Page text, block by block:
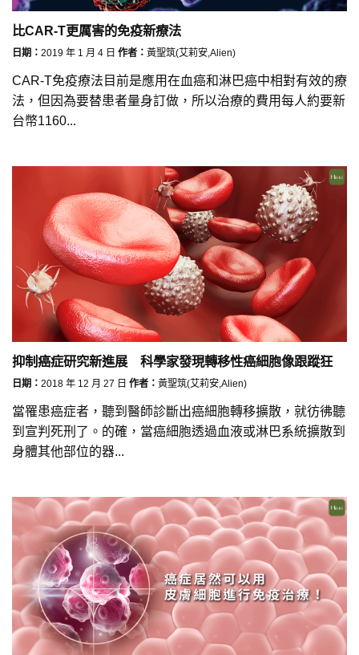
比CAR-T更厲害的免疫新療法
日期： 2019 年 1 月 4 日 作者： 黃聖筑(艾莉安,Alien)
CAR-T免疫療法目前是應用在血癌和淋巴癌中相對有效的療
法，但因為要替患者量身訂做，所以治療的費用每人約要新
台幣1160...
抑制癌症研究新進展 科學家發現轉移性癌細胞像跟蹤狂
日期： 2018 年 12 月 27 日 作者： 黃聖筑(艾莉安,Alien)
當罹患癌症者，聽到醫師診斷出癌細胞轉移擴散，就彷彿聽
到宣判死刑了。的確，當癌細胞透過血液或淋巴系統擴散到
身體其他部位的器...